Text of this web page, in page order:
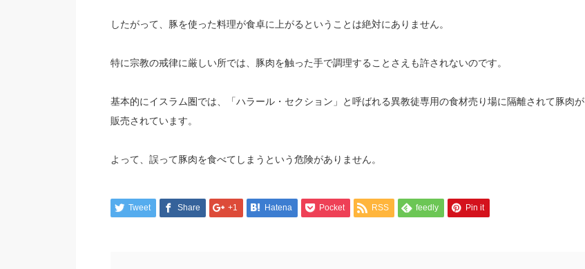
したがって、豚を使った料理が食卓に上がるということは絶対にありません。
特に宗教の戒律に厳しい所では、豚肉を触った手で調理することさえも許されないのです。
基本的にイスラム圏では、「ハラール・セクション」と呼ばれる異教徒専用の食材売り場に隔離されて豚肉が
販売されています。
よって、誤って豚肉を食べてしまうという危険がありません。
Tweet Share +1 Hatena Pocket RSS feedly Pin it